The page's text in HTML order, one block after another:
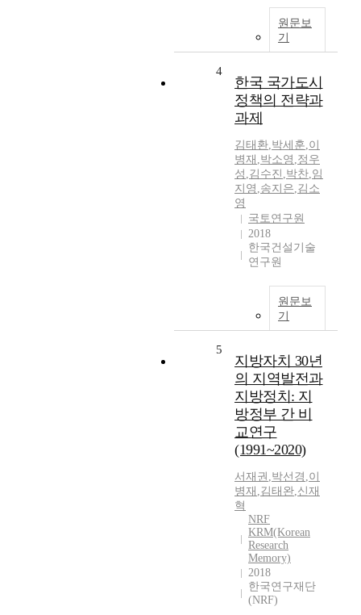
원문보
기
4
한국 국가도시
정책의 전략과
과제
김태환,박세훈,이
병재 ,박소영 ,정우
성 ,김수진 ,박찬,임
지영 ,송지은,김소
영
국토연구원
2018
한국건설기술
연구원
원문보
기
5
지방자치 30년
의 지역발전과
지방정치: 지
방정부 간 비
교연구
(1991~2020)
서재권 ,박선경 ,이
병재 ,김태완,신재
혁
NRF
KRM(Korean
Research
Memory)
2018
한국연구재단
(NRF)